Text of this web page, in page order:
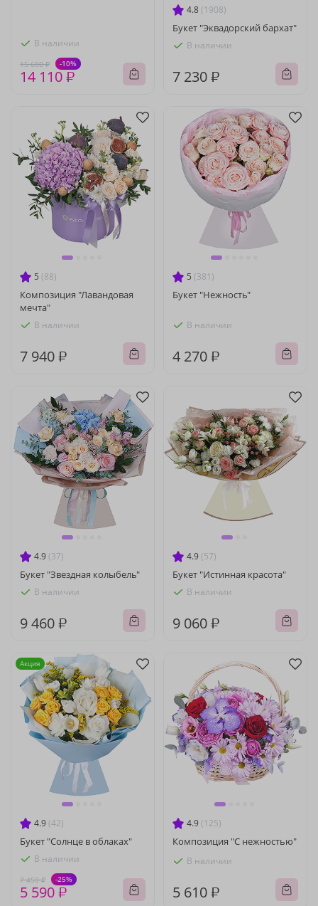
В наличии
15 680 ₽ -10%
14 110 ₽
4.8 (1908)
Букет "Эквадорский бархат"
В наличии
7 230 ₽
5 (88)
Композиция "Лавандовая
мечта"
В наличии
7 940 ₽
5 (381)
Букет "Нежность"
В наличии
4 270 ₽
4.9 (37)
Букет "Звездная колыбель"
В наличии
9 460 ₽
4.9 (57)
Букет "Истинная красота"
В наличии
9 060 ₽
4.9 (42)
Букет "Солнце в облаках"
В наличии
7 450 ₽ -25%
5 590 ₽
Акция
4.9 (125)
Композиция "С нежностью"
В наличии
5 610 ₽